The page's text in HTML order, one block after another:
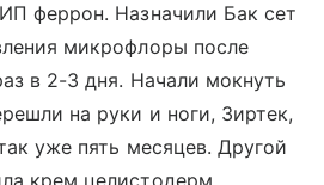
феррон. Назначили Бак сет
микрофлоры после
в 2-3 дня. Начали мокнуть
на руки и ноги, Зиртек,
уже пять месяцев. Другой
крем целистодерм